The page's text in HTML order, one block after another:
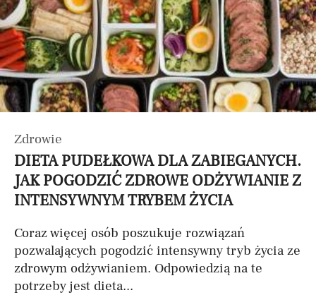
Zdrowie
DIETA PUDEŁKOWA DLA ZABIEGANYCH.
JAK POGODZIĆ ZDROWE ODŻYWIANIE Z
INTENSYWNYM TRYBEM ŻYCIA
Coraz więcej osób poszukuje rozwiązań
pozwalających pogodzić intensywny tryb życia ze
zdrowym odżywianiem. Odpowiedzią na te
potrzeby jest dieta...